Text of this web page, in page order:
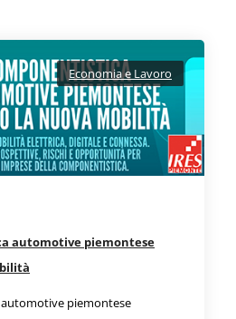
Economia e Lavoro
automotive piemontese
piemontese